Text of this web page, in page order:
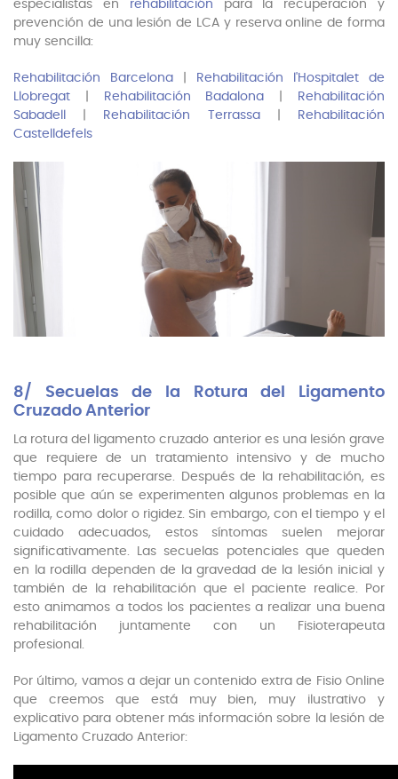
especialistas en rehabilitación para la recuperación y
prevención de una lesión de LCA y reserva online de forma
muy sencilla:
Rehabilitación Barcelona
Rehabilitación l'Hospitalet de
Llobregat
Rehabilitación Badalona
Rehabilitación
Sabadell
Rehabilitación Terrassa|
Rehabilitación
Castelldefels
8/ Secuelas de la Rotura del Ligamento
Cruzado Anterior
La rotura del ligamento cruzado anterior es una lesión grave
que requiere de un tratamiento intensivo y de mucho
tiempo para recuperarse. Después de la rehabilitación, es
posible que aún se experimenten algunos problemas en la
rodilla, como dolor o rigidez. Sin embargo, con el tiempo y el
cuidado adecuados, estos síntomas suelen mejorar
significativamente. Las secuelas potenciales que queden
en la rodilla dependen de la gravedad de la lesión inicial y
también de la rehabilitación que el paciente realice. Por
esto animamos a todos los pacientes a realizar una buena
rehabilitación juntamente con un Fisioterapeuta
profesional.
Por último, vamos a dejar un contenido extra de Fisio Online
que creemos que está muy bien, muy ilustrativo y
explicativo para obtener más información sobre la lesión de
Ligamento Cruzado Anterior: